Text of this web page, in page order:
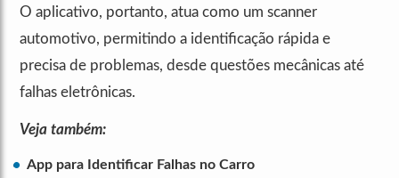
O aplicativo, portanto, atua como um scanner
automotivo, permitindo a identificação rápida e
precisa de problemas, desde questões mecânicas até
falhas eletrônicas.
Veja também:
App para Identificar Falhas no Carro